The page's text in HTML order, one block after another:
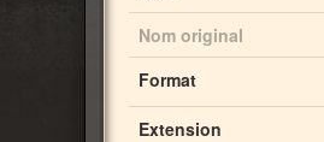
Nom original
Format
Extension